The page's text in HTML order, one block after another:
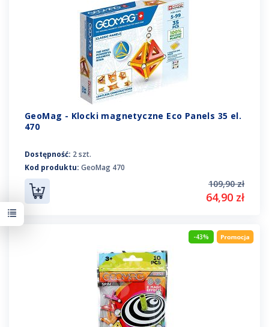
GeoMag - Klocki magnetyczne Eco Panels 35 el.
470
Dostępność: 2 szt.
Kod produktu: GeoMag 470
109,90 zł
64,90 zł
-43%